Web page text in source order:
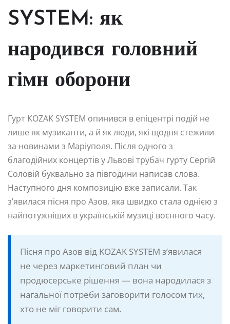
SYSTEM: як
народився головний
гімн оборони
Гурт KOZAK SYSTEM опинився в епіцентрі подій не
лише як музиканти, а й як люди, які щодня стежили
за новинами з Маріуполя. Після одного з
благодійних концертів у Львові трубач гурту Сергій
Соловій буквально за півгодини написав слова.
Наступного дня композицію вже записали. Так
з’явилася пісня про Азов, яка швидко стала однією з
найпотужніших в українській музиці воєнного часу.
Пісня про Азов від KOZAK SYSTEM з’явилася
не через маркетинговий план чи
продюсерське рішення — вона народилася з
нагальної потреби заговорити голосом тих,
хто не міг говорити сам.